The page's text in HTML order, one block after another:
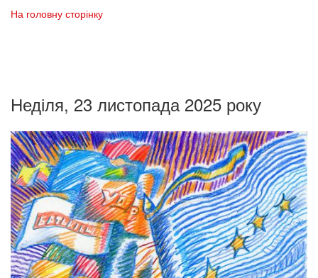
На головну сторінку
Неділя, 23 листопада 2025 року